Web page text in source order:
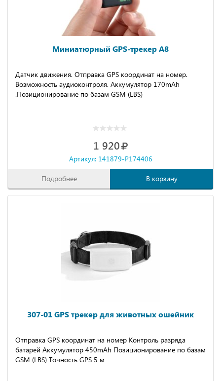
Миниатюрный GPS-трекер A8
Датчик движения. Отправка GPS координат на номер.
Возможность аудиоконтроля. Аккумулятор 170mAh
.Позиционирование по базам GSM (LBS)
1 920
Артикул: 141879-P174406
Подробнее В корзину
307-01 GPS трекер для животных ошейник
Отправка GPS координат на номер Контроль разряда
батарей Аккумулятор 450mAh Позиционирование по базам
GSM (LBS) Точность GPS 5 м